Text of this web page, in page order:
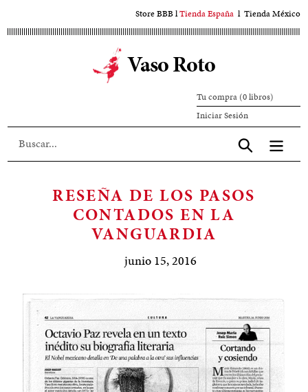
al
Store BBBlTienda España l Tienda México
Vaso Roto
Tu compra (0 libros)
Iniciar SesiónIniciar
sesión
Aceptar
RESEÑA DE LOS PASOS
CONTADOS EN LA
VANGUARDIA
junio 15, 2016